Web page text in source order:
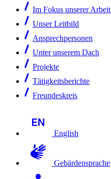
Im Fokus unserer Arbeit
Unser Leitbild
Ansprechpersonen
Unter unserem Dach
Projekte
Tätigkeitsberichte
Freundeskreis
English
Gebärdensprache